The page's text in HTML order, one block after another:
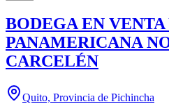
BODEGA EN
PANAMERICANA
CARCELÉN
Quito, Provincia de Pichincha